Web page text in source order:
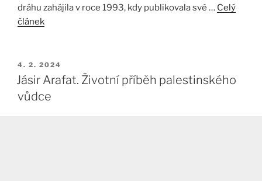
dráhu zahájila v roce 1993, kdy publikovala své … Celý
článek
PUBLIKOVÁNO
4. 2. 2024
Jásir Arafat. Životní příběh palestinského
vůdce